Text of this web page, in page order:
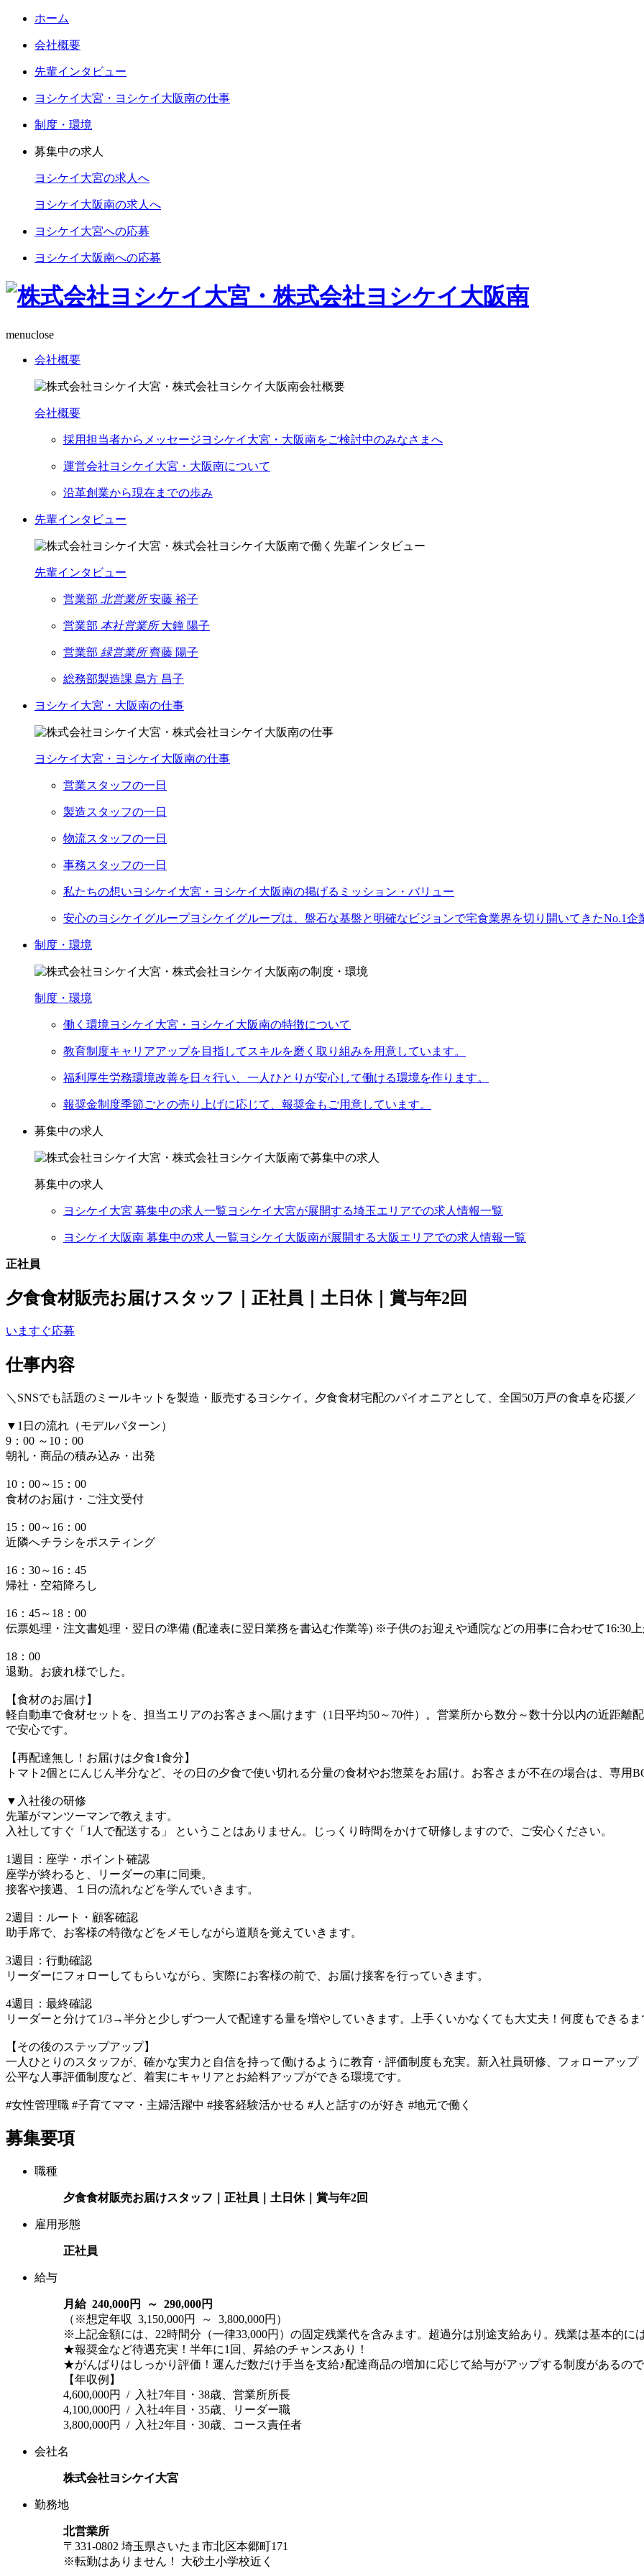
ホーム
会社概要
先輩インタビュー
ヨシケイ大宮・ヨシケイ大阪南の仕事
制度・環境
募集中の求人
ヨシケイ大宮の求人へ
ヨシケイ大阪南の求人へ
ヨシケイ大宮への応募
ヨシケイ大阪南への応募
menuclose
会社概要
会社概要
採用担当者からメッセージヨシケイ大宮・大阪南をご検討中のみなさまへ
運営会社ヨシケイ大宮・大阪南について
沿革創業から現在までの歩み
先輩インタビュー
先輩インタビュー
営業部 北営業所 安藤 裕子
営業部 本社営業所 大鐘 陽子
営業部 緑営業所 齊藤 陽子
総務部製造課 島方 昌子
ヨシケイ大宮・大阪南の仕事
ヨシケイ大宮・ヨシケイ大阪南の仕事
営業スタッフの一日
製造スタッフの一日
物流スタッフの一日
事務スタッフの一日
私たちの想いヨシケイ大宮・ヨシケイ大阪南の掲げるミッション・バリュー
安心のヨシケイグループヨシケイグループは、盤石な基盤と明確なビジョンで宅食業界を切り開いてきたNo.1企
制度・環境
制度・環境
働く環境ヨシケイ大宮・ヨシケイ大阪南の特徴について
教育制度キャリアアップを目指してスキルを磨く取り組みを用意しています。
福利厚生労務環境改善を日々行い、一人ひとりが安心して働ける環境を作ります。
報奨金制度季節ごとの売り上げに応じて、報奨金もご用意しています。
募集中の求人
募集中の求人
ヨシケイ大宮 募集中の求人一覧ヨシケイ大宮が展開する埼玉エリアでの求人情報一覧
ヨシケイ大阪南 募集中の求人一覧ヨシケイ大阪南が展開する大阪エリアでの求人情報一覧
正社員
夕食食材販売お届けスタッフ｜正社員｜土日休｜賞与年2回
いますぐ応募
仕事内容
＼SNSでも話題のミールキットを製造・販売するヨシケイ。夕食食材宅配のパイオニアとして、全国50万戸の食卓を応援／
▼1日の流れ（モデルパターン）
9：00 ～10：00
朝礼・商品の積み込み・出発
10：00～15：00
食材のお届け・ご注文受付
15：00～16：00
近隣へチラシをポスティング
16：30～16：45
帰社・空箱降ろし
16：45～18：00
伝票処理・注文書処理・翌日の準備 (配達表に翌日業務を書込む作業等) ※子供のお迎えや通院などの用事に合わせて16:30
18：00
退勤。お疲れ様でした。
【食材のお届け】
軽自動車で食材セットを、担当エリアのお客さまへ届けます（1日平均50～70件）。営業所から数分～数十分以内の近距離
で安心です。
【再配達無し！お届けは夕食1食分】
トマト2個とにんじん半分など、その日の夕食で使い切れる分量の食材やお惣菜をお届け。お客さまが不在の場合は、専用
▼入社後の研修
先輩がマンツーマンで教えます。
入社してすぐ「1人で配送する」 ということはありません。じっくり時間をかけて研修しますので、ご安心ください。
1週目：座学・ポイント確認
座学が終わると、リーダーの車に同乗。
接客や接遇、１日の流れなどを学んでいきます。
2週目：ルート・顧客確認
助手席で、お客様の特徴などをメモしながら道順を覚えていきます。
3週目：行動確認
リーダーにフォローしてもらいながら、実際にお客様の前で、お届け接客を行っていきます。
4週目：最終確認
リーダーと分けて1/3→半分と少しずつ一人で配達する量を増やしていきます。上手くいかなくても大丈夫！何度もできる
【その後のステップアップ】
一人ひとりのスタッフが、確かな実力と自信を持って働けるように教育・評価制度も充実。新入社員研修、フォローアッ
公平な人事評価制度など、着実にキャリアとお給料アップができる環境です。
#女性管理職 #子育てママ・主婦活躍中 #接客経験活かせる #人と話すのが好き #地元で働く
募集要項
職種
夕食食材販売お届けスタッフ｜正社員｜土日休｜賞与年2回
雇用形態
正社員
給与
月給 240,000円 ～ 290,000円
（※想定年収 3,150,000円 ～ 3,800,000円）
※上記金額には、22時間分（一律33,000円）の固定残業代を含みます。超過分は別途支給あり。残業は基本的に
★報奨金など待遇充実！半年に1回、昇給のチャンスあり！
★がんばりはしっかり評価！運んだ数だけ手当を支給♪配達商品の増加に応じて給与がアップする制度があるの
【年収例】
4,600,000円 / 入社7年目・38歳、営業所所長
4,100,000円 / 入社4年目・35歳、リーダー職
3,800,000円 / 入社2年目・30歳、コース責任者
会社名
株式会社ヨシケイ大宮
勤務地
北営業所
〒331-0802 埼玉県さいたま市北区本郷町171
※転勤はありません！
大砂土小学校近く